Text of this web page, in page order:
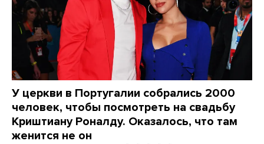
У церкви в Португалии собрались 2000
человек, чтобы посмотреть на свадьбу
Криштиану Роналду. Оказалось, что там
женится не он